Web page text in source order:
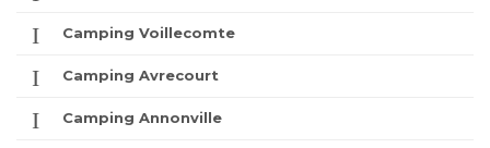
Camping Voillecomte
Camping Avrecourt
Camping Annonville